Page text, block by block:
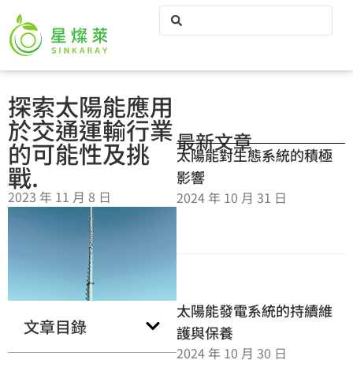
探索太陽能應用
於交通運輸行業
的可能性及挑
戰.
2023 年 11 月 8 日
文章目錄
最新文章
太陽能對生態系統的積極
影響
2024 年 10 月 31 日
太陽能發電系統的持續維
護與保養
2024 年 10 月 30 日